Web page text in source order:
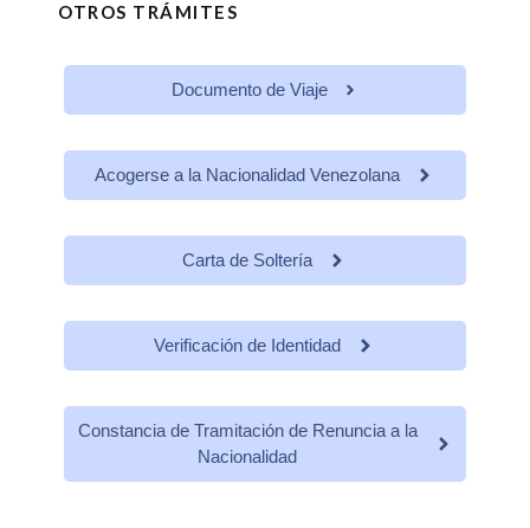
OTROS TRÁMITES
Documento de Viaje
Acogerse a la Nacionalidad Venezolana
Carta de Soltería
Verificación de Identidad
Constancia de Tramitación de Renuncia a la
Nacionalidad